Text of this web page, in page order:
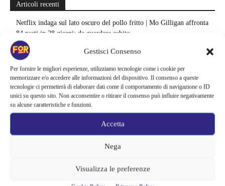
Gestisci Consenso
Per fornire le migliori esperienze, utilizziamo tecnologie come i cookie per
memorizzare e/o accedere alle informazioni del dispositivo. Il consenso a queste
tecnologie ci permetterà di elaborare dati come il comportamento di navigazione o ID
unici su questo sito. Non acconsentire o ritirare il consenso può influire negativamente
su alcune caratteristiche e funzioni.
Accetta
Nega
Visualizza le preferenze
Articoli recenti
Netflix indaga sul lato oscuro del pollo fritto | Mo Gilligan affronta
84 pasti in 28 giorni: da guardare subito
Uno splendido errore 3 arriva su Netflix, l’ora esatta del debutto in
italia: quando saranno disponibili gli episodi
Agosto 2026 si accende in streaming | Oltre 40 serie tra grandi ritorni
e debutti: gli appuntamenti da non perdere
MCU: la sequenza giusta fino a Brand New Day
Su Disney+ arriva un thriller che non fa sconti | Otto episodi tra